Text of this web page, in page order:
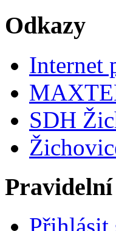
Odkazy
Internet
SDH